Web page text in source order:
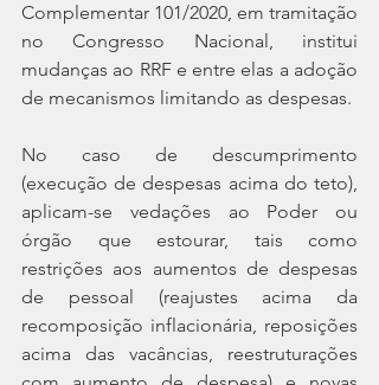
Complementar 101/2020, em tramitação
no Congresso Nacional, institui
mudanças ao RRF e entre elas a adoção
de mecanismos limitando as despesas.
No caso de descumprimento
(execução de despesas acima do teto),
aplicam-se vedações ao Poder ou
órgão que estourar, tais como
restrições aos aumentos de despesas
de pessoal (reajustes acima da
recomposição inflacionária, reposições
acima das vacâncias, reestruturações